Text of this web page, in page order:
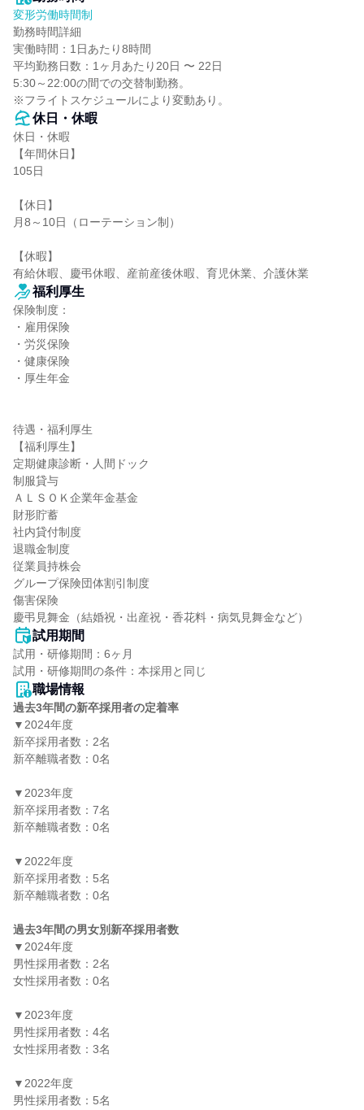
変形労働時間制
勤務時間詳細
実働時間：1日あたり8時間
平均勤務日数：1ヶ月あたり20日 〜 22日
5:30～22:00の間での交替制勤務。
※フライトスケジュールにより変動あり。
休日・休暇
休日・休暇
【年間休日】
105日
【休日】
月8～10日（ローテーション制）
【休暇】
有給休暇、慶弔休暇、産前産後休暇、育児休業、介護休業
福利厚生
保険制度：
・雇用保険
・労災保険
・健康保険
・厚生年金
待遇・福利厚生
【福利厚生】
定期健康診断・人間ドック
制服貸与
ＡＬＳＯＫ企業年金基金
財形貯蓄
社内貸付制度
退職金制度
従業員持株会
グループ保険団体割引制度
傷害保険
慶弔見舞金（結婚祝・出産祝・香花料・病気見舞金など）
試用期間
試用・研修期間：6ヶ月
職場情報
過去3年間の新卒採用者の定着率
▼2024年度
新卒採用者数：2名
新卒離職者数：0名
▼2023年度
新卒採用者数：7名
新卒離職者数：0名
▼2022年度
新卒採用者数：5名
新卒離職者数：0名
過去3年間の男女別新卒採用者数
▼2024年度
男性採用者数：2名
女性採用者数：0名
▼2023年度
男性採用者数：4名
女性採用者数：3名
▼2022年度
男性採用者数：5名